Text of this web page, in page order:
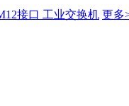
接口 工业交换机 更多